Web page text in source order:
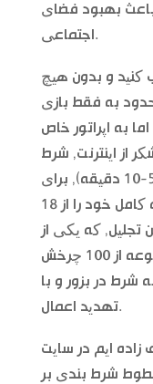
باعث بهبود فضای
اجتماعی.
کنید و بدون هیچ
به فقط بازی
به اپراتور خاص
از اینترنت, شرط
365. اینها فورا پردازش می شوند (5-10 دقیقه), برای
عرضه کازینو با استفاده از مجموعه کامل خود را از 18
تجلیل, که یکی از
برجسته 6 بخش. دریافت اولین مجموعه از 100 چرخش
شرط در بزور و با
تهدید اعمال.
زاده ایم در سایت
می شود. همه 20 خطوط شرط بندی بر